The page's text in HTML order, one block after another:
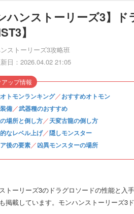
ハンストーリーズ3】
】
ストーリーズ3攻略班
日：2026.04.02 21:05
トモンランキング／おすすめオトモン
備／武器種のおすすめ
場所と倒し方／天変古龍の倒し方
なレベル上げ／隠しモンスター
後の要素／凶異モンスターの場所
アップ情報
トーリーズ3のドラグロソードの性能と入
掲載しています。モンハンストーリーズ3